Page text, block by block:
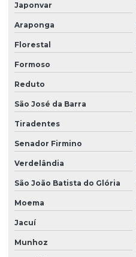
Japonvar
Araponga
Florestal
Formoso
Reduto
São José da Barra
Tiradentes
Senador Firmino
Verdelândia
São João Batista do Glória
Moema
Jacuí
Munhoz